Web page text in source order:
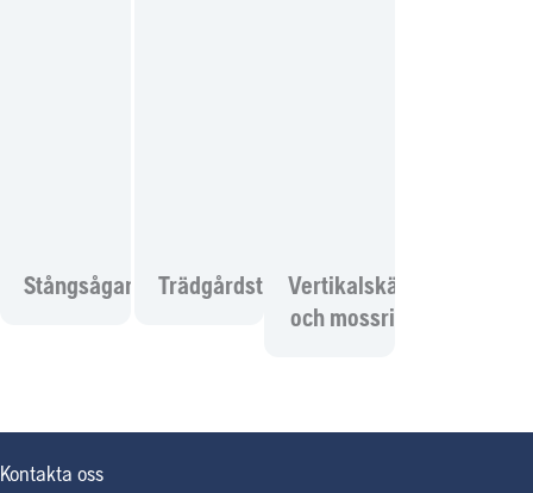
Stångsågar TrädgårdstraktorerVertikalskärare
och mossrivare
Kontakta oss